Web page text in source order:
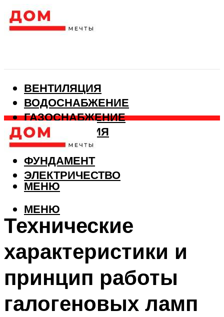
ВЕНТИЛЯЦИЯ
ВОДОСНАБЖЕНИЕ
ГАЗОСНАБЖЕНИЕ
КАНАЛИЗАЦИЯ
ОТОПЛЕНИЕ
ФУНДАМЕНТ
ЭЛЕКТРИЧЕСТВО
МЕНЮ
МЕНЮ
Технические
характеристики и
принцип работы
галогеновых ламп